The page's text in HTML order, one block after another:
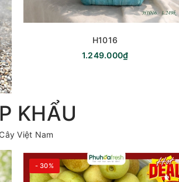
H1016
1.249.000₫
KHẨU
Việt Nam
- 30%